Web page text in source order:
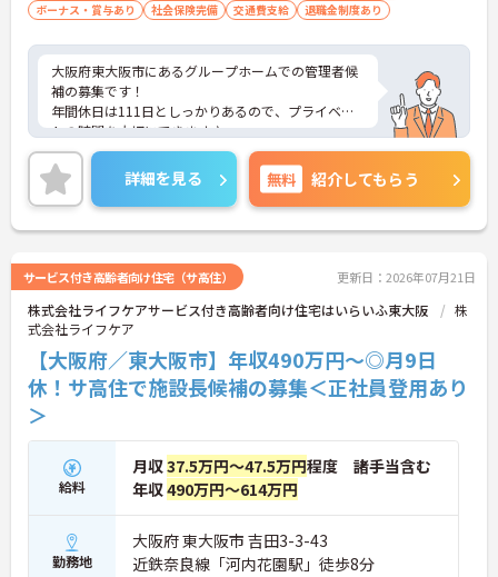
ボーナス・賞与あり
社会保険完備 交通費支給 退職金制度あり
大阪府東大阪市にあるグループホームでの管理者候
補の募集です！
年間休日は111日としっかりあるので、プライベー
トの時間を大切にできます♪
ご興味のある方には、面接対策ポイントなど、さら
に詳細をお話しいたしますのでお気軽にご相談くだ
さい！
詳細を見る 無料 紹介してもらう
サービス付き高齢者向け住宅（サ高住） 更新日：2026年07月21日
株式会社ライフケアサービス付き高齢者向け住宅はいらいふ東大阪
株
式会社ライフケア
【大阪府／東大阪市】年収490万円～◎月9日
休！サ高住で施設長候補の募集＜正社員登用あり
＞
給料
月収37.5万円～47.5万円程度 諸手当含む
年収490万円～614万円
勤務地
大阪府 東大阪市 吉田3-3-43
近鉄奈良線「河内花園駅」徒歩8分